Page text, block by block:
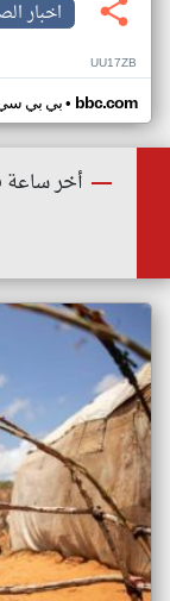
اخبار
UU17ZB
بي بي• bbc.com
أخر ساعة